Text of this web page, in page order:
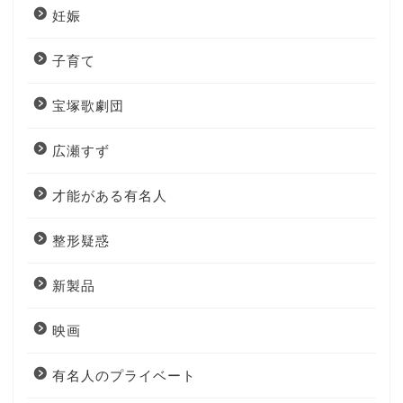
妊娠
子育て
宝塚歌劇団
広瀬すず
才能がある有名人
整形疑惑
新製品
映画
有名人のプライベート